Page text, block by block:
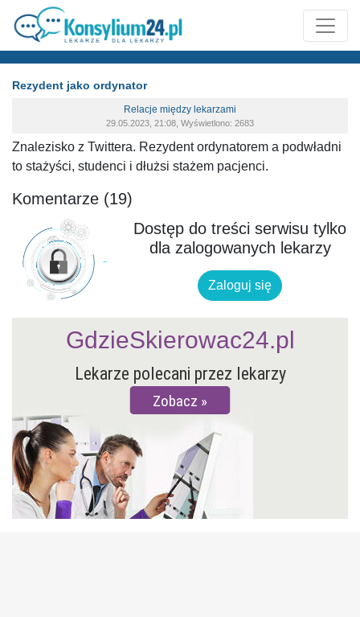
Rezydent jako ordynator
Relacje między lekarzami
29.05.2023, 21:08, Wyświetlono: 2683
Znalezisko z Twittera. Rezydent ordynatorem a podwładni
to stażyści, studenci i dłużsi stażem pacjenci.
Komentarze (19)
Dostęp do treści serwisu tylko
dla zalogowanych lekarzy
Zaloguj się
Lekarze polecani przez lekarzy
Zobacz
GdzieSkierowac24.pl